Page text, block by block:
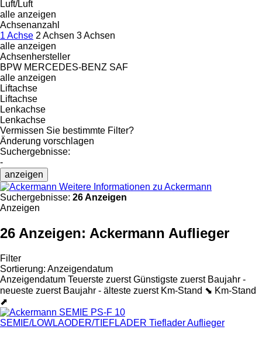
Luft/Luft
alle anzeigen
Achsenanzahl
1 Achse 2 Achsen 3 Achsen
alle anzeigen
Achsenhersteller
BPW MERCEDES-BENZ SAF
alle anzeigen
Liftachse
Liftachse
Lenkachse
Lenkachse
Vermissen Sie bestimmte Filter?
Änderung vorschlagen
Suchergebnisse:
-
anzeigen
Weitere Informationen zu Ackermann
Suchergebnisse: 26 Anzeigen
Anzeigen
26 Anzeigen: Ackermann Auflieger
Filter
Sortierung: Anzeigendatum
Anzeigendatum Teuerste zuerst Günstigste zuerst Baujahr -
neueste zuerst Baujahr - älteste zuerst Km-Stand ⬊ Km-Stand
⬈